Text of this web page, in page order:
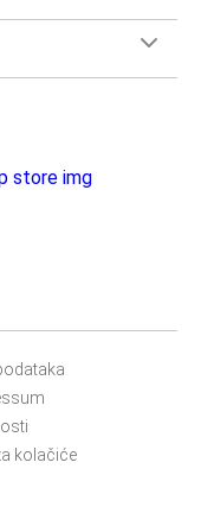
na relaciji
Možeš
karte sa sobom, jer
prostor kraj
WC-u ili
kolačiće